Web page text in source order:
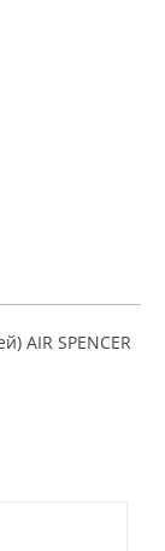
AIR SPENCER